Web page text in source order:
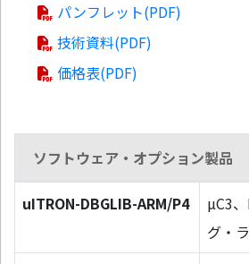
パンフレット(PDF)
技術資料(PDF)
価格表(PDF)
ソフトウェア・オプション製品
uITRON-DBGLIB-ARM/P4
µC3
グ・